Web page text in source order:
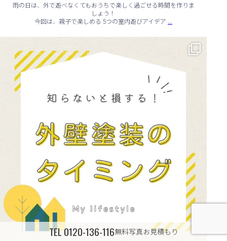
雨の日は、外で遊べなくてもおうちで楽しく過ごせる時間を作りま
しょう！
今回は、親子で楽しめる 5つの室内遊びアイデア ...
...
TEL0120-136-116無料写真お見積もり